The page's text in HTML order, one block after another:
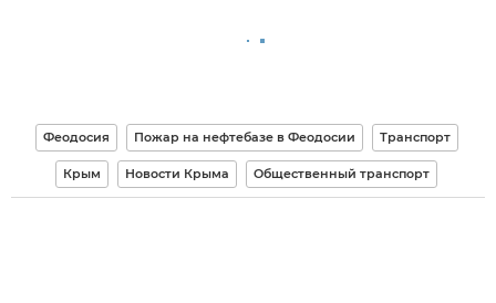
Феодосия Пожар на нефтебазе в Феодосии Транспорт
Крым Новости Крыма Общественный транспорт